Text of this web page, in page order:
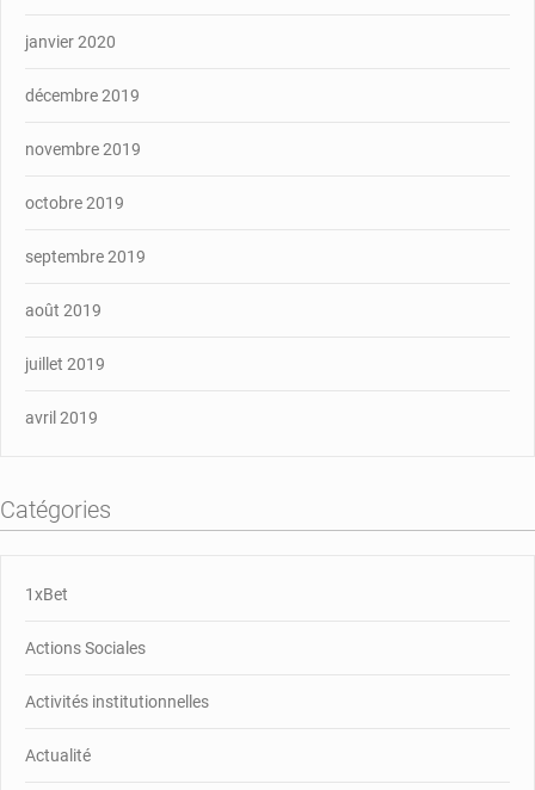
janvier 2020
décembre 2019
novembre 2019
octobre 2019
septembre 2019
août 2019
juillet 2019
avril 2019
Catégories
1xBet
Actions Sociales
Activités institutionnelles
Actualité